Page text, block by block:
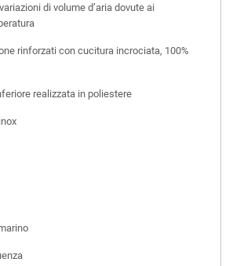
di volume d’aria dovute ai
rinforzati con cucitura incrociata, 100%
realizzata in poliestere